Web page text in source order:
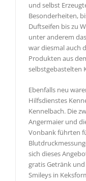
und selbst
Besonderheiten,
Duftseifen bis zu
unter anderem
war diesmal auch
Produkten aus
selbstgebastelten
Ebenfalls neu
Hilfsdienstes
Kennelbach. Die
Angermaier und
Vonbank führten
sich dieses
gratis Getränk
Smileys in